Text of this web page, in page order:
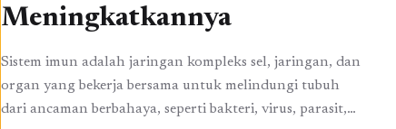
Meningkatkannya
Sistem imun adalah jaringan kompleks sel, jaringan, dan
organ yang bekerja bersama untuk melindungi tubuh
dari ancaman berbahaya, seperti bakteri, virus, parasit,